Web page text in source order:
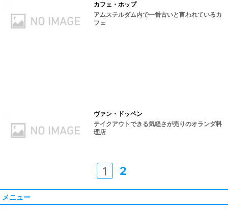
カフェ・ホップ
アムステルダム内で一番古いと言われているカ
フェ
ヴァン・ドッペン
テイクアウトできる気軽さが売りのオランダ料
理店
1 2
メニュー